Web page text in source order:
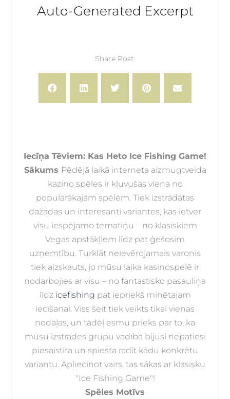
Auto-Generated Excerpt
Share Post:
Iecīņa Tēviem: Kas Heto Ice Fishing Game!
Sākums Pēdējā laikā interneta aizmugtveida
kazino spēles ir kļuvušas viena no
populārākajām spēlēm. Tiek izstrādātas
dažādas un interesanti variantes, kas ietver
visu iespējamo tematiņu – no klasiskiem
Vegas apstākļiem līdz pat ģešosim
uzņemtību. Turklāt neievērojamais varonis
tiek aizskauts, jo mūsu laika kasinospelē ir
nodarbojies ar visu – no fantastisko pasauliņa
līdz icefishing pat iepriekš minētajam
iecīšanai. Viss šeit tiek veikts tikai vienas
nodaļas, un tādēļ esmu prieks par to, ka
mūsu izstrādes grupu vadība bijusi nepatiesi
piesaistīta un spiesta radīt kādu konkrētu
variantu. Apliecinot vairs, tas sākas ar klasisku
"Ice Fishing Game"!
Spēles Motīvs